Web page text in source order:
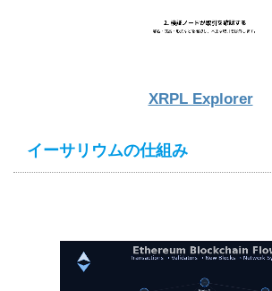
XRPL Explorer
イーサリウムの仕組み